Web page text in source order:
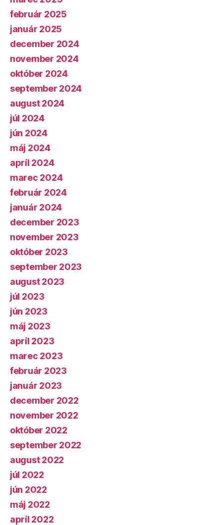
február 2025
január 2025
december 2024
november 2024
október 2024
september 2024
august 2024
júl 2024
jún 2024
máj 2024
apríl 2024
marec 2024
február 2024
január 2024
december 2023
november 2023
október 2023
september 2023
august 2023
júl 2023
jún 2023
máj 2023
apríl 2023
marec 2023
február 2023
január 2023
december 2022
november 2022
október 2022
september 2022
august 2022
júl 2022
jún 2022
máj 2022
apríl 2022